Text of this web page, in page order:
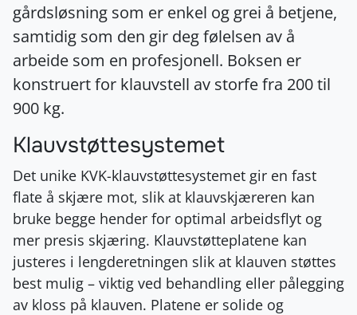
gårdsløsning som er enkel og grei å betjene,
samtidig som den gir deg følelsen av å
arbeide som en profesjonell. Boksen er
konstruert for klauvstell av storfe fra 200 til
900 kg.
Klauvstøttesystemet
Det unike KVK-klauvstøttesystemet gir en fast
flate å skjære mot, slik at klauvskjæreren kan
bruke begge hender for optimal arbeidsflyt og
mer presis skjæring. Klauvstøtteplatene kan
justeres i lengderetningen slik at klauven støttes
best mulig – viktig ved behandling eller pålegging
av kloss på klauven. Platene er solide og